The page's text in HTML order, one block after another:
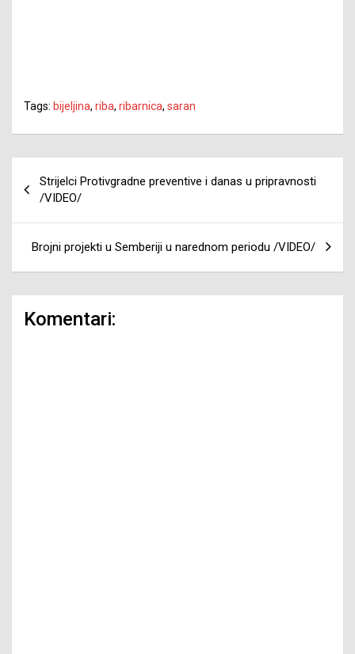
Tags: bijeljina, riba, ribarnica, saran
članaka
Strijelci Protivgradne preventive i danas u pripravnosti
/VIDEO/
Brojni projekti u Semberiji u narednom periodu /VIDEO/
Komentari: